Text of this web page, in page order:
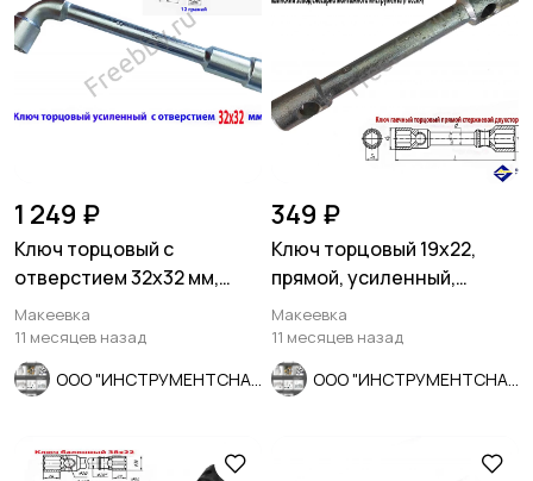
1 249 ₽
Ключ торцовый с
отверстием 32х32 мм,
усил, L-образ, 2-х сторон,
Cr-V.
Макеевка
11 месяцев назад
349 ₽
Ключ торцовый 19х22,
прямой, усиленный,
стержневой, КЗСМИ,
Россия.
Макеевка
11 месяцев назад